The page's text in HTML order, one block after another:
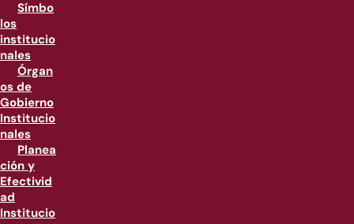
Símbo
los
institucio
nales
Órgan
os de
Gobierno
Institucio
nales
Planea
ción y
Efectivid
ad
Institucio